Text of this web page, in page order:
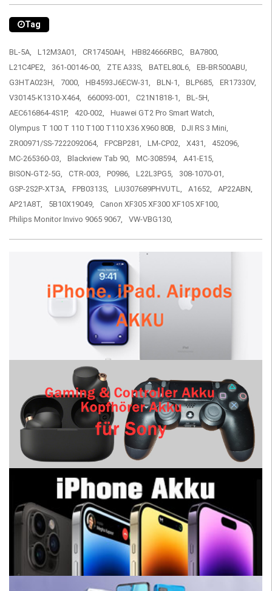
Tag
BL-5A, L12M3A01, CR17450AH, HB824666RBC,
BA7800,
L21C4PE2,
361-00146-00, ZTE A33S, BATEL80L6,
EB-BR500ABU,
G3HTA023H,
7000, HB4593J6ECW-31, BLN-1, BLP685,
ER17330V,
V30145-K1310-X464,
660093-001, C21N1818-1,
BL-5H,
AEC616864-4S1P,
420-002,
Huawei GT2 Pro Smart Watch,
Olympus T 100 T 110 T100 T110 X36 X960 80B,
DJI RS 3 Mini,
ZR00971/SS-7222092064,
FPCBP281, LM-CP02, X431,
452096,
MC-265360-03,
Blackview Tab 90, MC-308594,
A41-E15,
BISON-GT2-5G,
CTR-003, P0986, L22L3PG5,
308-1070-01,
GSP-2S2P-XT3A,
FPB0313S, LiU307689PHVUTL, A1652,
AP22ABN,
AP21A8T,
5B10X19049,
Canon XF305 XF300 XF105 XF100,
Philips Monitor Invivo 9065 9067,
VW-VBG130,